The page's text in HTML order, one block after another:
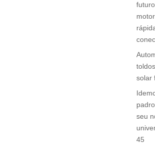
solar
seu
45